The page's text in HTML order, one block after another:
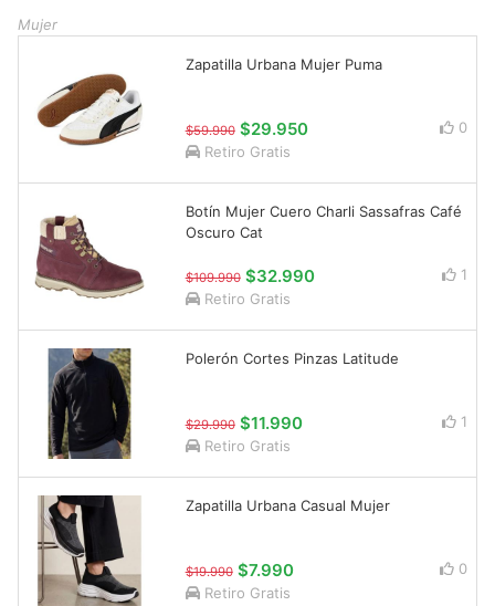
Mujer
Zapatilla Urbana Mujer Puma
$59.990 $29.950
0
Retiro Gratis
Botín Mujer Cuero Charli Sassafras Café
Oscuro Cat
$109.990 $32.990
1
Retiro Gratis
Polerón Cortes Pinzas Latitude
$29.990 $11.990
1
Retiro Gratis
Zapatilla Urbana Casual Mujer
$19.990 $7.990
0
Retiro Gratis